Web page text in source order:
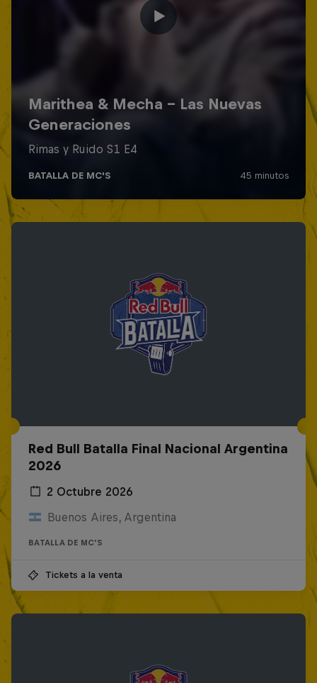
Red Bull Batalla Final Nacional Argentina
2026
2 Octubre 2026
Buenos Aires, Argentina
BATALLA DE MC'S
Tickets a la venta